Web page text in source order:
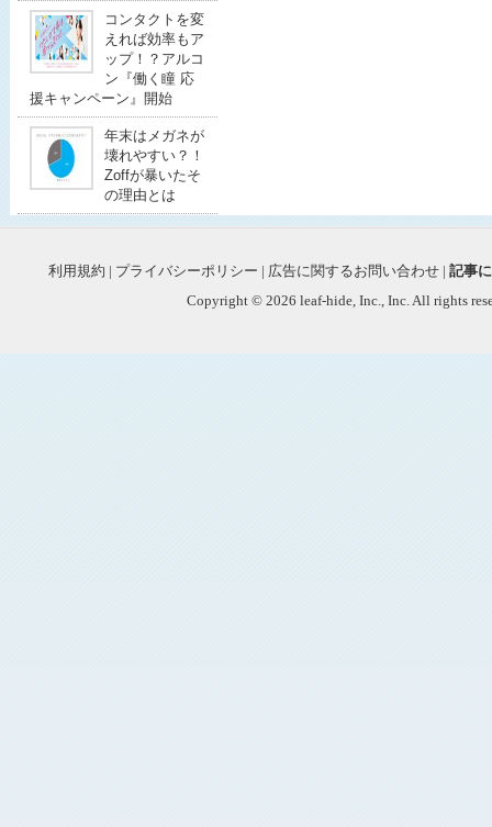
コンタクトを変
えれば効率もア
ップ！？アルコ
ン『働く瞳 応
援キャンペーン』開始
年末はメガネが
壊れやすい？！
Zoffが暴いたそ
の理由とは
利用規約 | プライバシーポリシー | 広告に関するお問い合わせ | 記事
Copyright © 2026 leaf-hide, Inc., Inc. All rights